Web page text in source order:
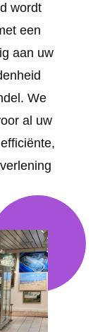
wordt
een
aan uw
We
al uw